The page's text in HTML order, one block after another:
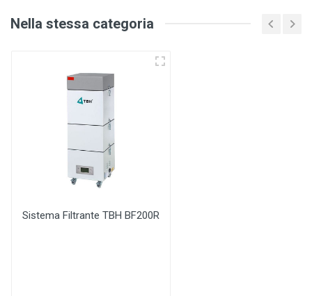
Nella stessa categoria
Sistema Filtrante TBH BF200R